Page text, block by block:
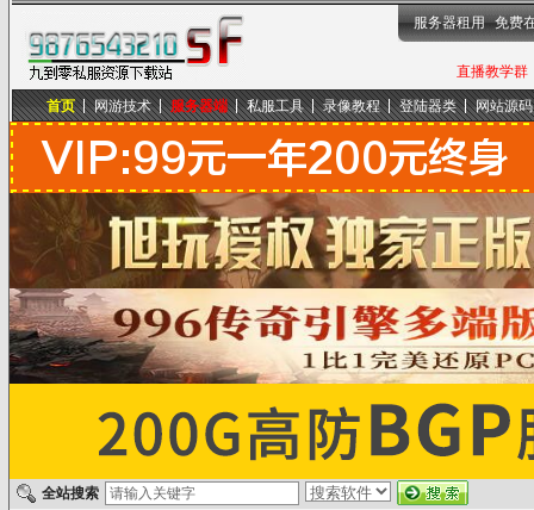
九到零私服资源下载站
直播教学群
服务器租用 免费
首页 网游技术 服务器端 私服工具 录像教程 登陆器类 网站源码
全站搜索